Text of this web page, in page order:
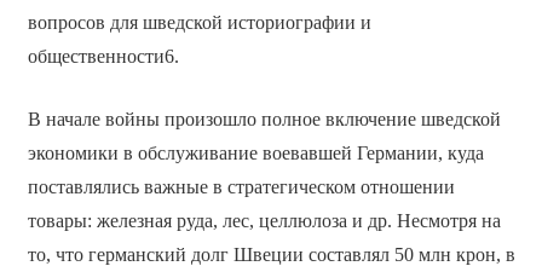
вопросов для шведской историографии и
общественности6.
В начале войны произошло полное включение шведской
экономики в обслуживание воевавшей Германии, куда
поставлялись важные в стратегическом отношении
товары: железная руда, лес, целлюлоза и др. Несмотря на
то, что германский долг Швеции составлял 50 млн крон, в